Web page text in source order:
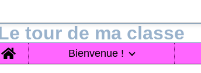
Home Bienvenue !